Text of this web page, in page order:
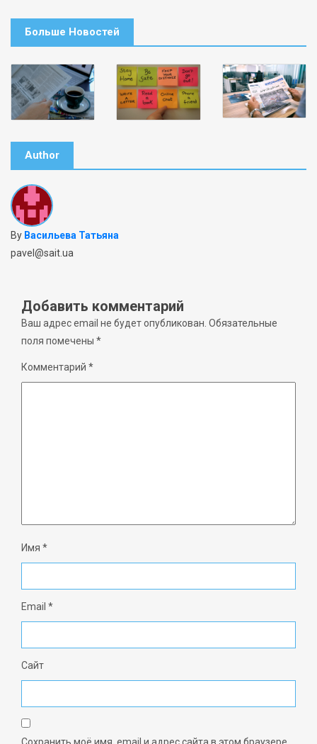
Больше Новостей
Author
By Васильева Татьяна
pavel@sait.ua
Добавить комментарий
Ваш адрес email не будет опубликован. Обязательные
поля помечены *
Комментарий *
Имя *
Email *
Сайт